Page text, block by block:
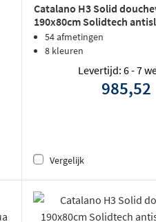
Catalano H3 Solid
190x80cm Solidtech
54 afmetingen
8 kleuren
Levertijd: 6 - 7
985,52
Vergelijk